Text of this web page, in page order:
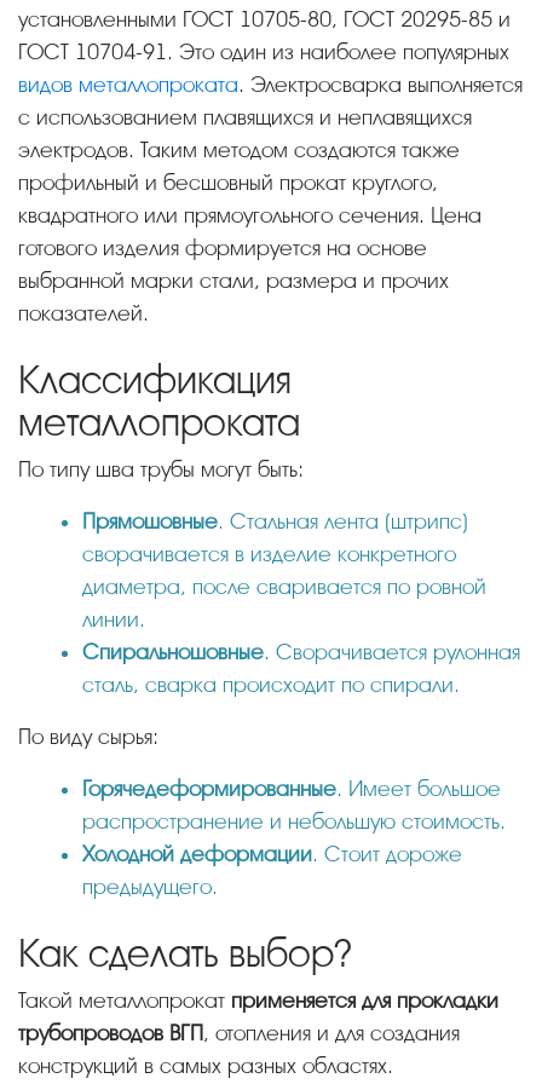
установленными ГОСТ 10705-80, ГОСТ 20295-85 и
ГОСТ 10704-91. Это один из наиболее популярных
видов металлопроката. Электросварка выполняется
с использованием плавящихся и неплавящихся
электродов. Таким методом создаются также
профильный и бесшовный прокат круглого,
квадратного или прямоугольного сечения. Цена
готового изделия формируется на основе
выбранной марки стали, размера и прочих
показателей.
Классификация
металлопроката
По типу шва трубы могут быть:
Прямошовные. Стальная лента (штрипс)
сворачивается в изделие конкретного
диаметра, после сваривается по ровной
линии.
Спиральношовные. Сворачивается рулонная
сталь, сварка происходит по спирали.
По виду сырья:
Горячедеформированные. Имеет большое
распространение и небольшую стоимость.
Холодной деформации. Стоит дороже
предыдущего.
Как сделать выбор?
Такой металлопрокат применяется для прокладки
трубопроводов ВГП, отопления и для создания
конструкций в самых разных областях.